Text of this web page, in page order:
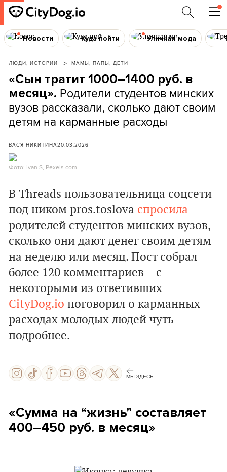
Новости Куда пойти Уличная мода
ЛЮДИ, ИСТОРИИ МАМЫ, ПАПЫ, ДЕТИ
«Сын тратит 1000–1400 руб. в
месяц». Родители студентов минских
вузов рассказали, сколько дают своим
детям на карманные расходы
ВАСЯ НИКИТИНА20.03.2026
Фото: Ivan S, Pexels.com.
В Threads пользовательница соцсети
под ником pros.toslova спросила
родителей студентов минских вузов,
сколько они дают денег своим детям
на неделю или месяц. Пост собрал
более 120 комментариев – с
некоторыми из ответивших
CityDog.io поговорил о карманных
расходах молодых людей чуть
подробнее.
МЫ ЗДЕСЬ
«Сумма на “жизнь” составляет
400–450 руб. в месяц»